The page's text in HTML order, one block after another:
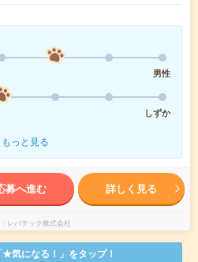
男性
しずか
もっと見る
募へ進む 詳しく見る
レバテック株式会社
気になる！」をタップ！